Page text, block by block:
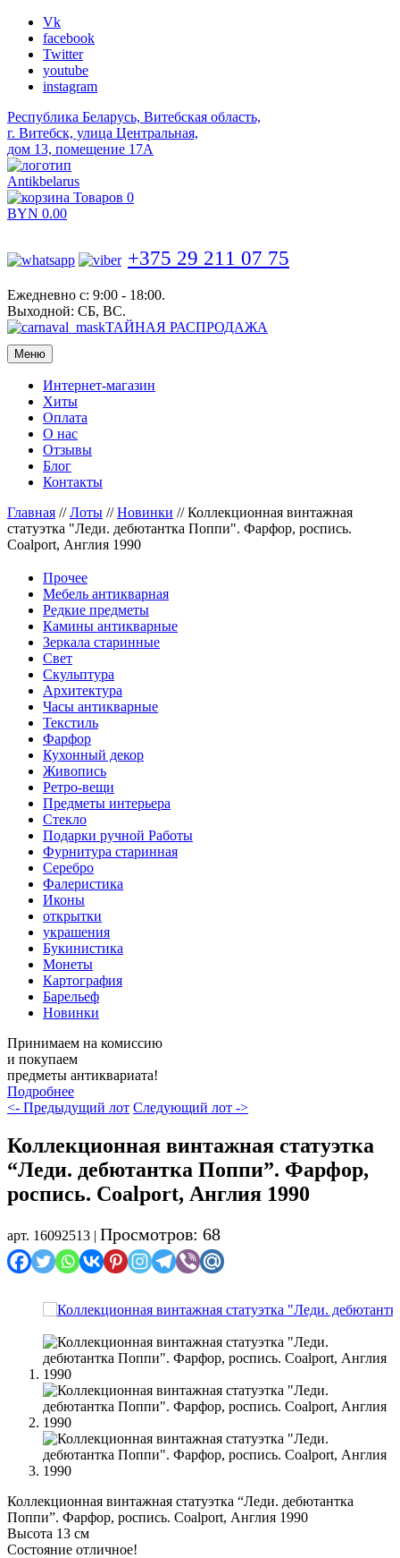
Vk
facebook
Twitter
youtube
instagram
Республика Беларусь, Витебская область,
г. Витебск, улица Центральная,
дом 13, помещение 17А
Antikbelarus
Товаров 0
BYN 0.00
+375 29 211 07 75
Ежедневно с: 9:00 - 18:00.
Выходной: СБ, ВС.
ТАЙНАЯ РАСПРОДАЖА
Меню
Интернет-магазин
Хиты
Оплата
О нас
Отзывы
Блог
Контакты
Главная //Лоты //Новинки //Коллекционная винтажная
статуэтка "Леди. дебютантка Поппи". Фарфор, роспись.
Coalport, Англия 1990
Прочее
Мебель антикварная
Редкие предметы
Камины антикварные
Зеркала старинные
Свет
Скульптура
Архитектура
Часы антикварные
Текстиль
Фарфор
Кухонный декор
Живопись
Ретро-вещи
Предметы интерьера
Стекло
Подарки ручной Работы
Фурнитура старинная
Серебро
Фалеристика
Иконы
открытки
украшения
Букинистика
Монеты
Картография
Барельеф
Новинки
Принимаем на комиссию
и покупаем
предметы антиквариата!
Подробнее
<- Предыдущий лот Следующий лот ->
Коллекционная винтажная статуэтка
“Леди. дебютантка Поппи”. Фарфор,
роспись. Coalport, Англия 1990
арт. 16092513 | Просмотров: 68
Коллекционная винтажная статуэтка “Леди. дебютантка
Поппи”. Фарфор, роспись. Coalport, Англия 1990
Высота 13 см
Состояние отличное!